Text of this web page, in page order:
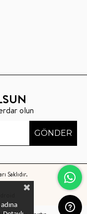
olun
GÖNDER
Saklıdır.